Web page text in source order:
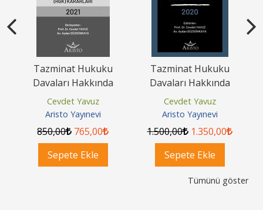
Tazminat Hukuku
Davaları Hakkında
Hukuk Genel Kurulu
Kararları 2021
Cevdet Yavuz
Aristo Yayınevi
850,00 765,00
Sepete Ekle
Tazminat Hukuku
Davaları Hakkında
Hukuk Genel Kurulu
Kararları 2020
Cevdet Yavuz
Aristo Yayınevi
1.500,00 1.350,00
Sepete Ekle
Tümünü göster